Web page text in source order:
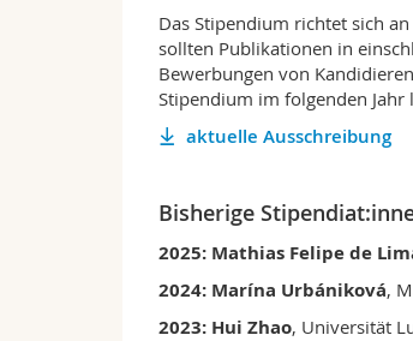
Das Stipendium richtet sich
sollten Publikationen in
Bewerbungen von
Stipendium im folgenden Jahr
aktuelle Ausschreibung
Bisherige
2025: Mathias Felipe de
2024: Marína Urbániková,
2023: Hui Zhao, Universität